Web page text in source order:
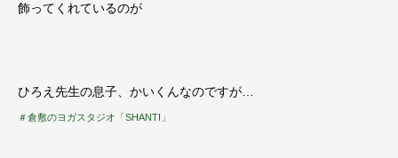
飾ってくれているのが
ひろえ先生の息子、かいくんなのですが…
＃倉敷のヨガスタジオ「SHANTI」